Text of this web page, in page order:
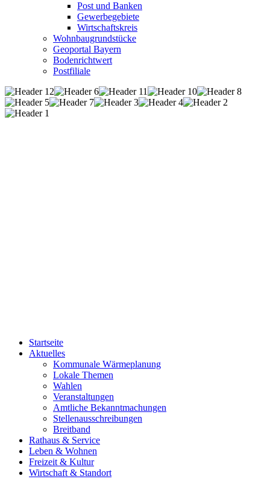
Post und Banken
Gewerbegebiete
Wirtschaftskreis
Wohnbaugrundstücke
Geoportal Bayern
Bodenrichtwert
Postfiliale
Startseite
Aktuelles
Kommunale Wärmeplanung
Lokale Themen
Wahlen
Veranstaltungen
Amtliche Bekanntmachungen
Stellenausschreibungen
Breitband
Rathaus & Service
Leben & Wohnen
Freizeit & Kultur
Wirtschaft & Standort